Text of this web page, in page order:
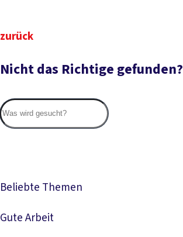
zurück
Nicht das Richtige gefunden?
Beliebte Themen
Gute Arbeit